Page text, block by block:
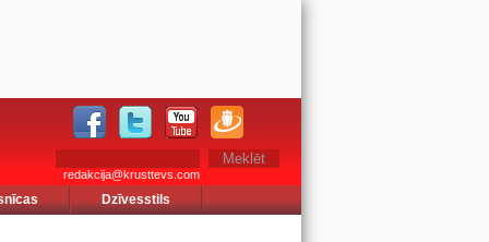
redakcija@krusttevs.com
Dzīvesstils